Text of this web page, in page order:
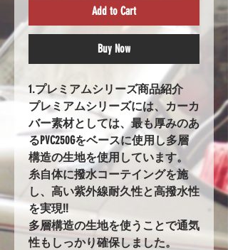
Add to Cart
Buy Now
1.プレミアムシリーズ商品紹介
プレミアムシリーズには、カーカ
バー素材としては、最も厚みのあ
るPVC250Gをベースに使用し多層
構造の生地を使用しています。
糸自体に撥水コーテイングを施
し、高い紫外線耐久性と高撥水性
を実現!!
多層構造の生地を使うことで通気
性もしっかり確保しました。